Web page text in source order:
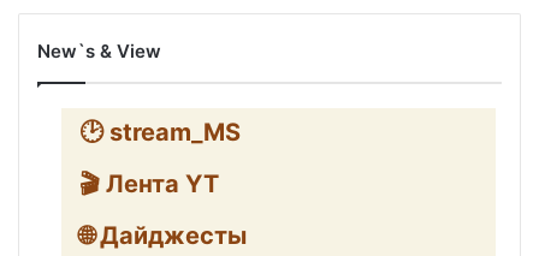
New`s & View
🕑 stream_MS
🎬 Лента YT
🌐 Дайджесты